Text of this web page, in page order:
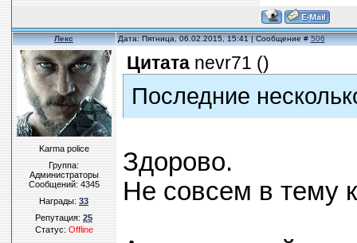
Лекс Дата: Пятница, 06.02.2015, 15:41 | Сообщение #506
Karma police
Группа:
Администраторы
Сообщений:4345
Награды:33
Репутация:25
Статус:Offline
Цитата nevr71 ()
Последние
Здорово.
Не совсем в тему